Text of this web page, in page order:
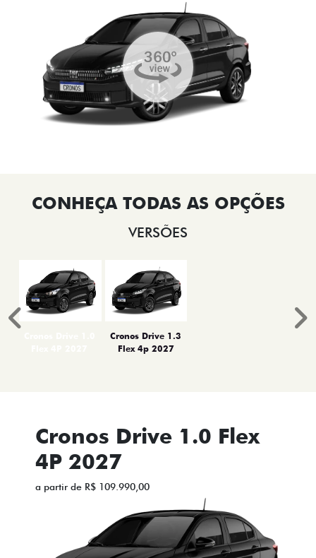
VERSÕES
Cronos Drive 1.3
Flex 4p 2027
Anterior
Cronos Drive 1.0 Flex
4P 2027
a partir de R$ 109.990,00